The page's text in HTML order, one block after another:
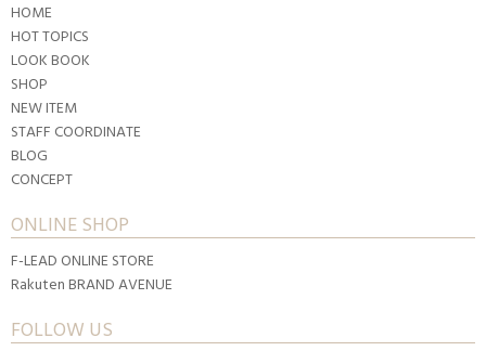
HOME
HOT TOPICS
LOOK BOOK
SHOP
NEW ITEM
STAFF COORDINATE
BLOG
CONCEPT
ONLINE SHOP
F-LEAD ONLINE STORE
Rakuten BRAND AVENUE
FOLLOW US